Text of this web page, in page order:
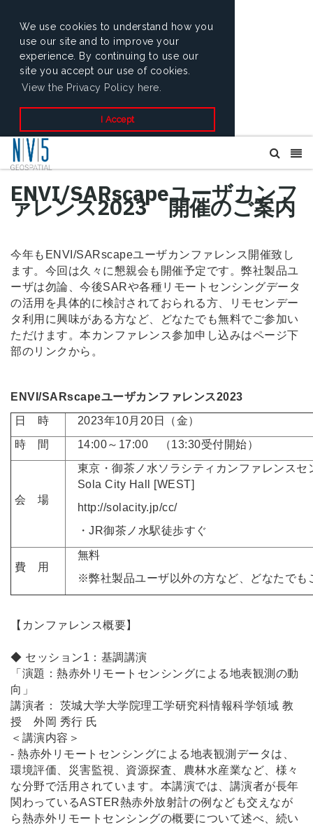
We use cookies to understand how you
use our site and to improve your
experience. By continuing to use our
site you accept our use of cookies.
View the Privacy Policy here.
I Accept
ENVI/SARscapeユーザカンフ
ァレンス2023 開催のご案内
今年もENVI/SARscapeユーザカンファレンス開催致し
ます。今回は久々に懇親会も開催予定です。弊社製品ユ
ーザは勿論、今後SARや各種リモートセンシングデータ
の活用を具体的に検討されておられる方、リモセンデー
タ利用に興味がある方など、どなたでも無料でご参加い
ただけます。本カンファレンス参加申し込みはページ下
部のリンクから。
ENVI/SARscapeユーザカンファレンス2023
日 時
2023年10月20日（金）
時 間
14:00～17:00 （13:30受付開始）
会 場
東京・御茶ノ水ソラシティカンファレンスセ
Sola City Hall [WEST]
http://solacity.jp/cc/
・JR御茶ノ水駅徒歩すぐ
費 用
無料
※弊社製品ユーザ以外の方など、どなたでも
【カンファレンス概要】
◆ セッション1：基調講演
「演題：熱赤外リモートセンシングによる地表観測の動
向」
講演者： 茨城大学大学院理工学研究科情報科学領域 教
授 外岡 秀行 氏
＜講演内容＞
- 熱赤外リモートセンシングによる地表観測データは、
環境評価、災害監視、資源探査、農林水産業など、様々
な分野で活用されています。本講演では、講演者が長年
関わっているASTER熱赤外放射計の例なども交えなが
ら熱赤外リモートセンシングの概要について述べ、続い